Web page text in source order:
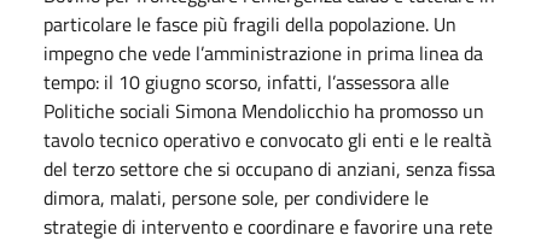
particolare le fasce più fragili della popolazione. Un
impegno che vede l’amministrazione in prima linea da
tempo: il 10 giugno scorso, infatti, l’assessora alle
Politiche sociali Simona Mendolicchio ha promosso un
tavolo tecnico operativo e convocato gli enti e le realtà
del terzo settore che si occupano di anziani, senza fissa
dimora, malati, persone sole, per condividere le
strategie di intervento e coordinare e favorire una rete